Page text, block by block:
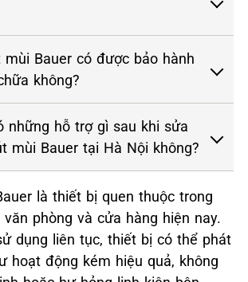
Bauer có được bảo hành
không?
những hỗ trợ gì sau khi sửa
mùi Bauer tại Hà Nội không?
là thiết bị quen thuộc trong
phòng và cửa hàng hiện nay.
dụng liên tục, thiết bị có thể phát
hoạt động kém hiệu quả, không